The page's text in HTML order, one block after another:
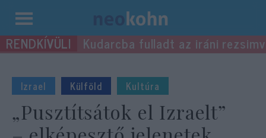
Kilépés
a Kudarcba fulladt az iráni
Izrael Külföld Kultúra
„Pusztítsátok el Izraelt”